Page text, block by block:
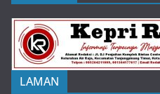
LAMAN